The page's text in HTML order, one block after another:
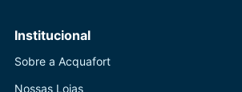
Institucional
Sobre a Acquafort
Nossas Lojas